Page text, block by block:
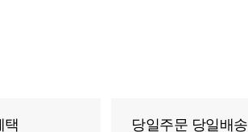
택 당일주문 당일배송